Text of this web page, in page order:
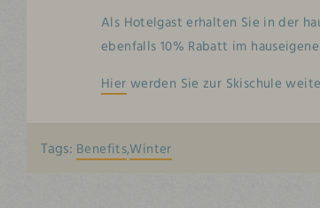
Als Hotelgast erhalten Sie in der
ebenfalls 10% Rabatt im
Hier werden Sie zur Skischule
Tags: BenefitsWinter